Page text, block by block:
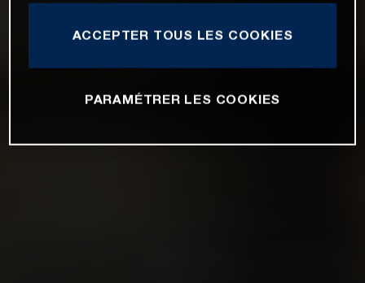
ACCEPTER TOUS LES COOKIES
PARAMÉTRER LES COOKIES